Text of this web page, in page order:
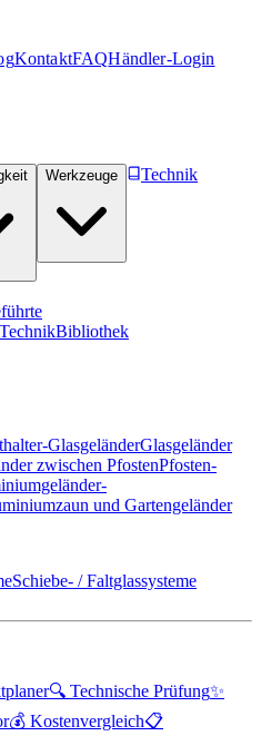
KontaktFAQHändler-Login
Werkzeuge Technik
TechnikBibliothek
GlasgeländerGlasgeländer
zwischen PfostenPfosten-
und Gartengeländer
Schiebe- / Faltglassysteme
🔍 Technische Prüfung✨
💰 Kostenvergleich📋